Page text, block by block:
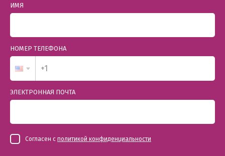
ИМЯ
НОМЕР ТЕЛЕФОНА
ЭЛЕКТРОННАЯ ПОЧТА
Согласен с политикой конфиденциальности